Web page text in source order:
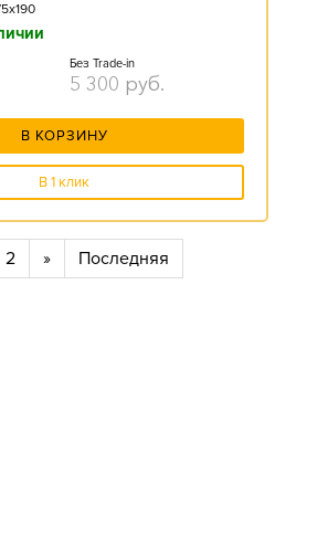
Без Trade-in
5 300 руб.
В КОРЗИНУ
В 1 клик
2 » Последняя